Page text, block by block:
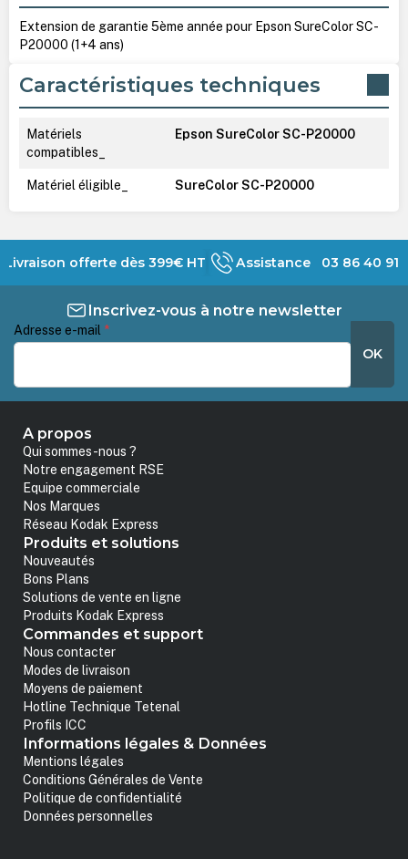
Extension de garantie 5ème année pour Epson SureColor SC-
P20000 (1+4 ans)
Caractéristiques techniques
Matériels
compatibles_
Epson SureColor SC-P20000
Matériel éligible_ SureColor SC-P20000
Livraison offerte dès 399€ HT Assistance 03 86 40 91
Inscrivez-vous à notre newsletter
Adresse e-mail *
OK
A propos
Qui sommes-nous ?
Notre engagement RSE
Equipe commerciale
Nos Marques
Réseau Kodak Express
Produits et solutions
Nouveautés
Bons Plans
Solutions de vente en ligne
Produits Kodak Express
Commandes et support
Nous contacter
Modes de livraison
Moyens de paiement
Hotline Technique Tetenal
Profils ICC
Informations légales & Données
Mentions légales
Conditions Générales de Vente
Politique de confidentialité
Données personnelles